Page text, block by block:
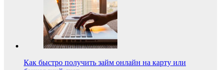
Как быстро получить займ онлайн на карту или